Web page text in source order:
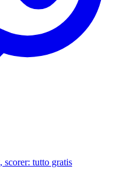
scorer: tutto gratis